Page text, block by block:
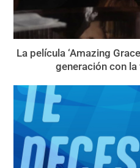
La película ‘Amazing
generación con